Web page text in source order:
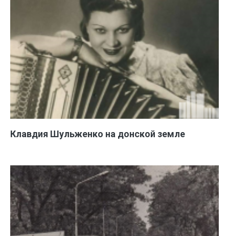
Клавдия Шульженко на донской земле